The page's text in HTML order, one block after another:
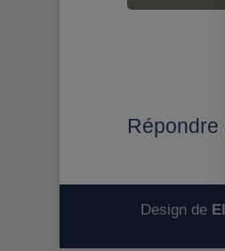
Répondre
Design de